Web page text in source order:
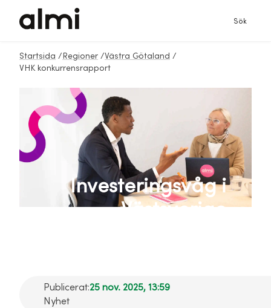
Sök
Startsida / Regioner /Västra Götaland /
VHK konkurrensrapport
Investeringsvåg i
Västsverige
Publicerat:25 nov. 2025, 13:59
Nyhet